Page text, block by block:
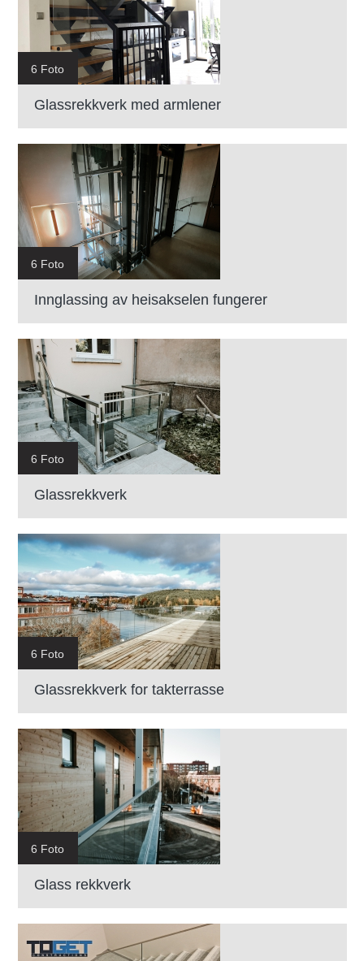
6 Foto
Glassrekkverk med armlener
6 Foto
Innglassing av heisakselen fungerer
6 Foto
Glassrekkverk
6 Foto
Glassrekkverk for takterrasse
6 Foto
Glass rekkverk